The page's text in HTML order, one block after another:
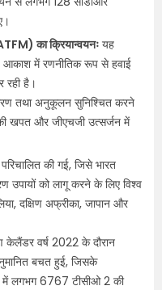
का क्रियान्वयनः यह
में रणनीतिक रूप से हवाई
रही है।
तथा अनुकूलन सुनिश्चित करने
खपत और जीएचजी उत्सर्जन में
की गई, जिसे भारत
उपायों को लागू करने के लिए विश्व
दक्षिण अफ्रीका, जापान और
वर्ष 2022 के दौरान
बचत हुई, जिसके
में लगभग 6767 टीसीओ 2 की